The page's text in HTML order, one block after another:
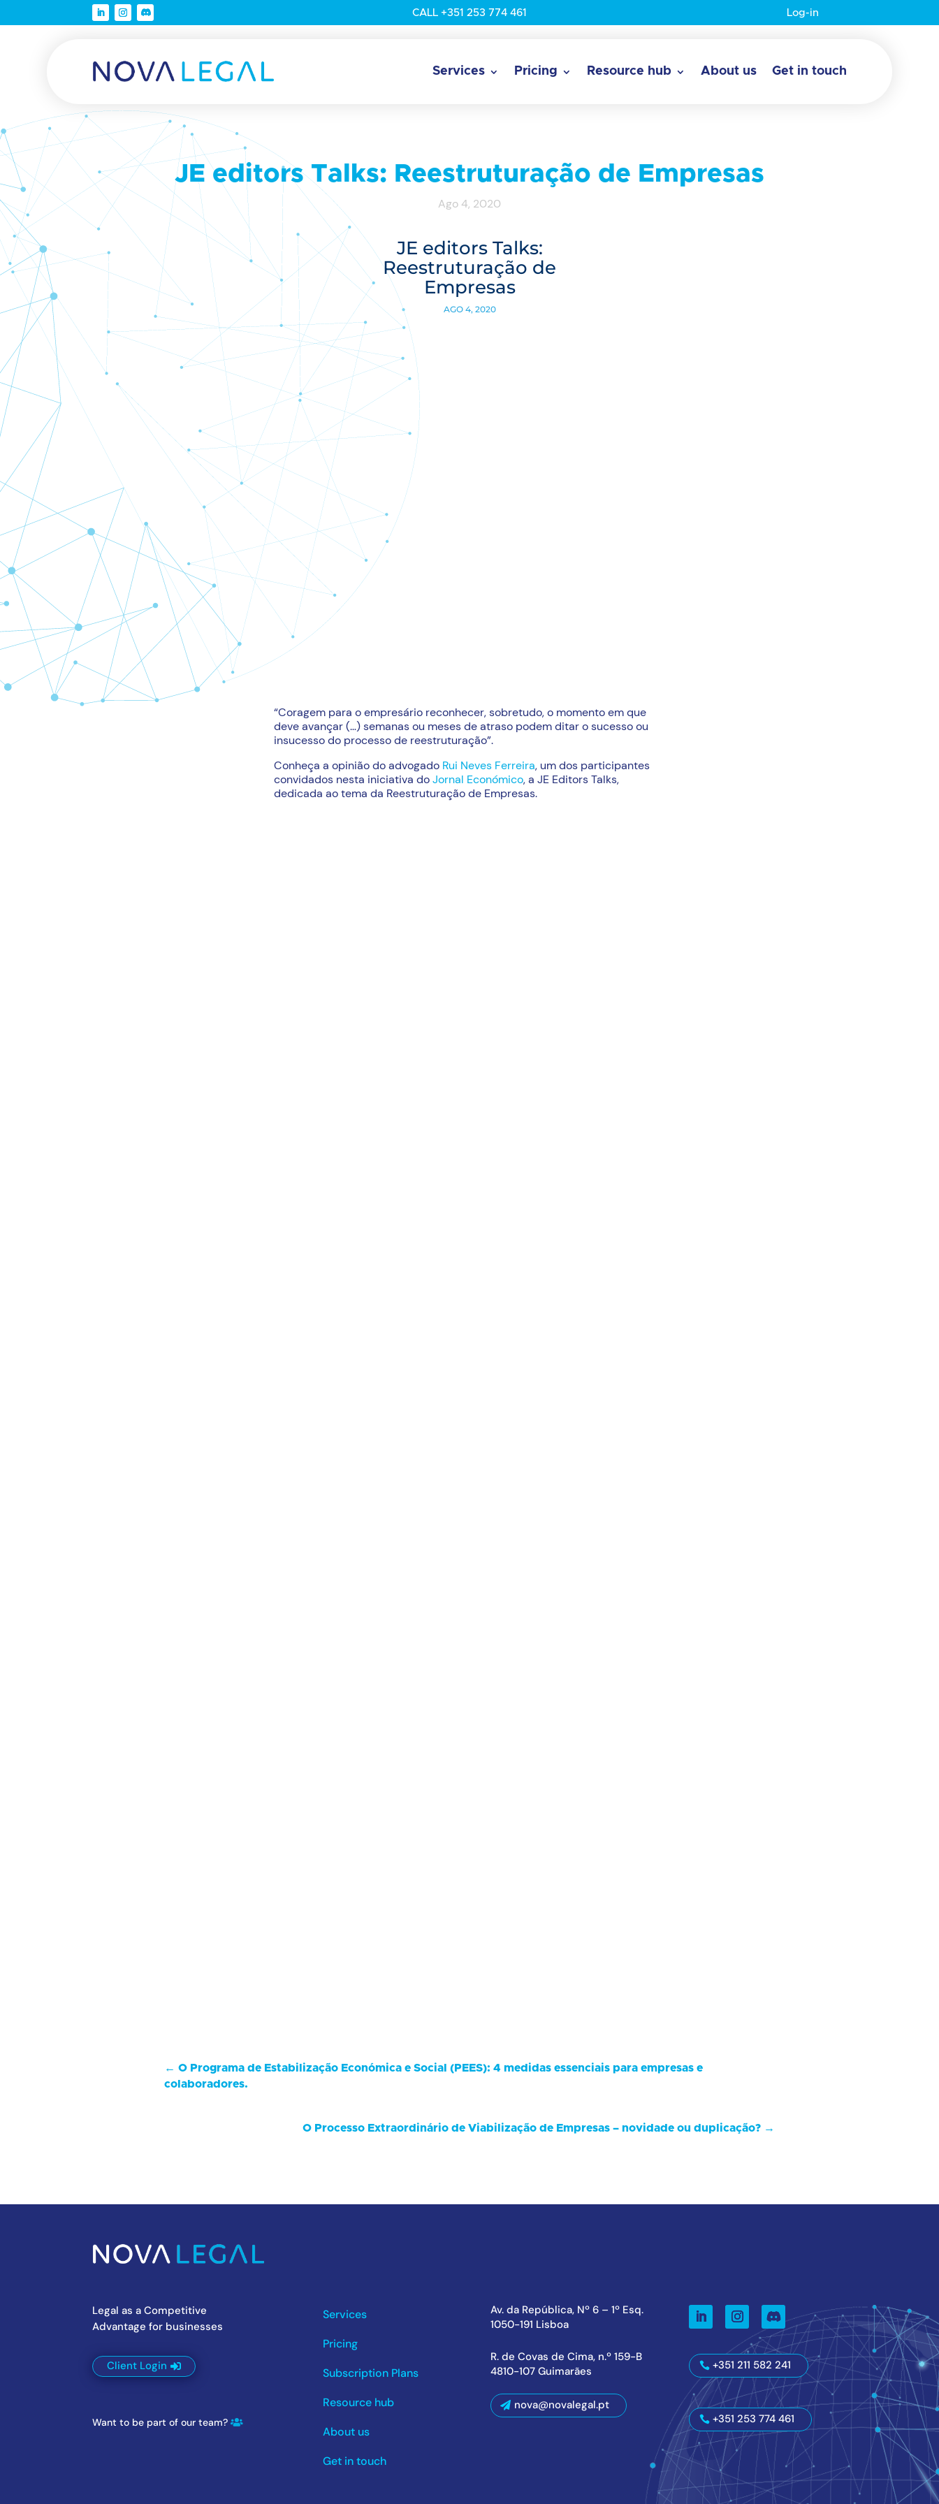
CALL +351 253 774 461 Log-in
Services Pricing Resource hub About us Get in touch
JE editors Talks: Reestruturação de Empresas
Ago 4, 2020
JE editors Talks:
Reestruturação de
Empresas
AGO 4, 2020
“Coragem para o empresário reconhecer, sobretudo, o momento em que
deve avançar (…) semanas ou meses de atraso podem ditar o sucesso ou
insucesso do processo de reestruturação”.
Conheça a opinião do advogado Rui Neves Ferreira, um dos participantes
convidados nesta iniciativa doJornal Económico, a JE Editors Talks,
dedicada ao tema da Reestruturação de Empresas.
←O Programa de Estabilização Económica e Social (PEES): 4 medidas essenciais para empresas e
colaboradores.
O Processo Extraordinário de Viabilização de Empresas – novidade ou duplicação?→
Legal as a Competitive
Advantage for businesses
Client Login
Want to be part of our team?
Services
Pricing
Subscription Plans
Resource hub
About us
Get in touch
Av. da República, Nº 6 – 1º Esq.
1050-191 Lisboa
R. de Covas de Cima, n.º 159-B
4810-107 Guimarães
nova@novalegal.pt
+351 211 582 241
+351 253 774 461